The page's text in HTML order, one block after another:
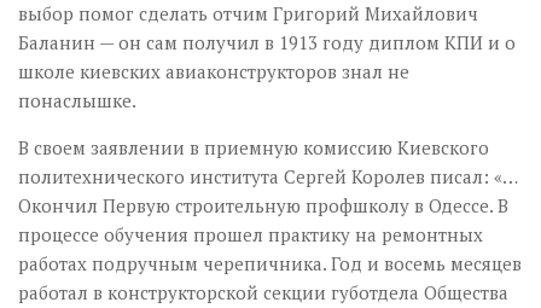
выбор помог сделать отчим Григорий Михайлович
Баланин — он сам получил в 1913 году диплом КПИ и о
школе киевских авиаконструкторов знал не
понаслышке.
В своем заявлении в приемную комиссию Киевского
политехнического института Сергей Королев писал: «…
Окончил Первую строительную профшколу в Одессе. В
процессе обучения прошел практику на ремонтных
работах подручным черепичника. Год и восемь месяцев
работал в конструкторской секции губотдела Общества